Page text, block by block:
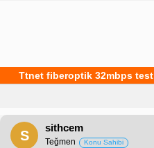
Ttnet fiberoptik 32mbps test
S
sithcem
Teğmen Konu Sahibi